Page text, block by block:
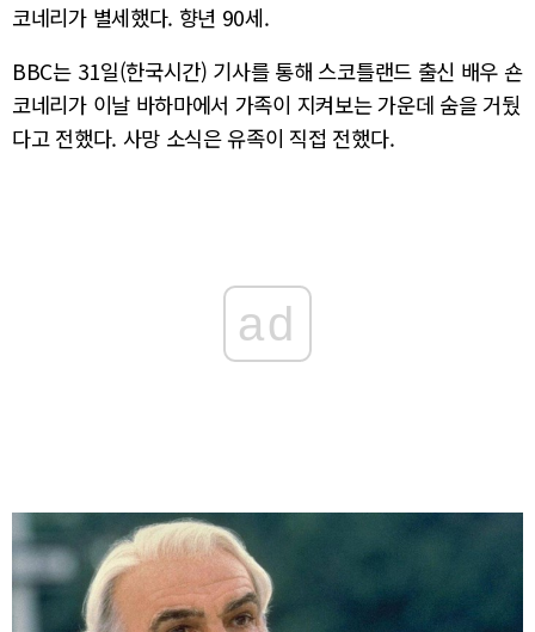
코네리가 별세했다. 향년 90세.
BBC는 31일(한국시간) 기사를 통해 스코틀랜드 출신 배우 숀
코네리가 이날 바하마에서 가족이 지켜보는 가운데 숨을 거뒀
다고 전했다. 사망 소식은 유족이 직접 전했다.
ad